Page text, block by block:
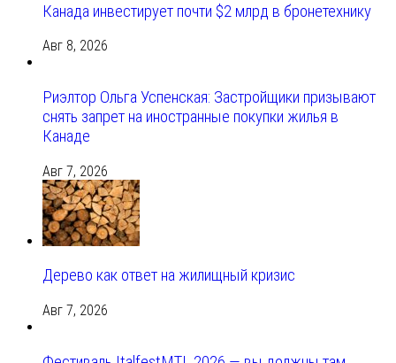
Канада инвестирует почти $2 млрд в бронетехнику
Авг 8, 2026
Риэлтор Ольга Успенская: Застройщики призывают
снять запрет на иностранные покупки жилья в
Канаде
Авг 7, 2026
Дерево как ответ на жилищный кризис
Авг 7, 2026